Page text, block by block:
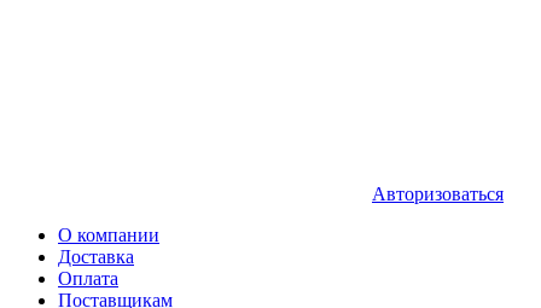
Авторизоваться
О компании
Доставка
Оплата
Поставщикам